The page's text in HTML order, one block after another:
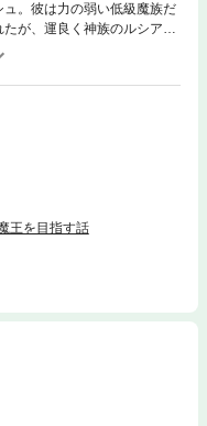
。彼は力の弱い低級魔族だ
が、運良く神族のルシアや
ることに成功する。しか
め、眷属にしようとした幼
王を目指す話